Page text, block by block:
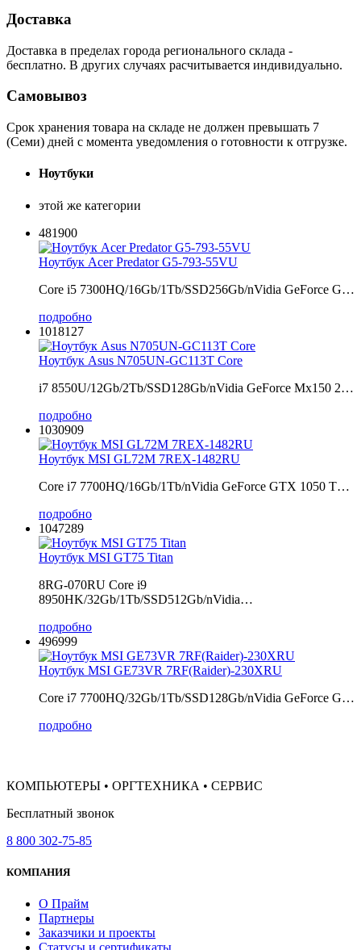
Доставка
Доставка в пределах города регионального склада -
бесплатно. В других случаях расчитывается индивидуально.
Самовывоз
Срок хранения товара на складе не должен превышать 7
(Семи) дней с момента уведомления о готовности к отгрузке.
Ноутбуки
этой же категории
481900
Ноутбук Acer Predator G5-793-55VU
Core i5 7300HQ/16Gb/1Tb/SSD256Gb/nVidia GeForce G…
подробно
1018127
Ноутбук Asus N705UN-GC113T Core
i7 8550U/12Gb/2Tb/SSD128Gb/nVidia GeForce Mx150 2…
подробно
1030909
Ноутбук MSI GL72M 7REX-1482RU
Core i7 7700HQ/16Gb/1Tb/nVidia GeForce GTX 1050 T…
подробно
1047289
Ноутбук MSI GT75 Titan
8RG-070RU Core i9
8950HK/32Gb/1Tb/SSD512Gb/nVidia…
подробно
496999
Ноутбук MSI GE73VR 7RF(Raider)-230XRU
Core i7 7700HQ/32Gb/1Tb/SSD128Gb/nVidia GeForce G…
подробно
КОМПЬЮТЕРЫ • ОРГТЕХНИКА • СЕРВИС
Бесплатный звонок
8 800 302-75-85
КОМПАНИЯ
О Прайм
Партнеры
Заказчики и проекты
Статусы и сертификаты